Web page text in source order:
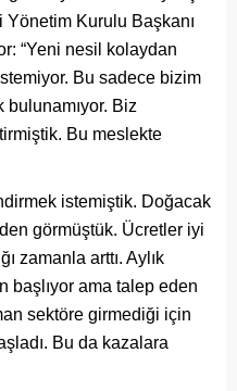
Kurulu Başkanı
“Yeni nesil kolaydan
Bu sadece bizim
bulunamıyor. Biz
Bu meslekte
istemiştik. Doğacak
görmüştük. Ücretler iyi
zamanla arttı. Aylık
başlıyor ama talep eden
sektöre girmediği için
Bu da kazalara